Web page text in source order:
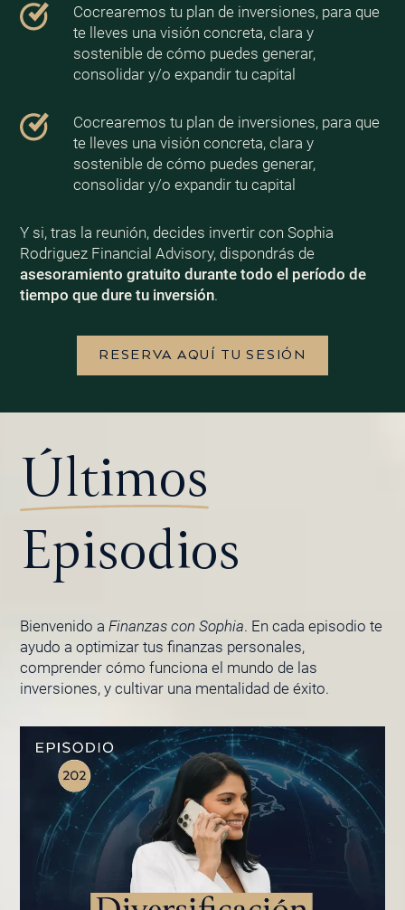
Cocrearemos tu plan de inversiones, para que
te lleves una visión concreta, clara y
sostenible de cómo puedes generar,
consolidar y/o expandir tu capital
Cocrearemos tu plan de inversiones, para que
te lleves una visión concreta, clara y
sostenible de cómo puedes generar,
consolidar y/o expandir tu capital
Y si, tras la reunión, decides invertir con Sophia
Rodriguez Financial Advisory, dispondrás de
asesoramiento gratuito durante todo el período de
tiempo que dure tu inversión.
RESERVA AQUÍ TU SESIÓN
Últimos
Episodios
Bienvenido a Finanzas con Sophia. En cada episodio te
ayudo a optimizar tus finanzas personales,
comprender cómo funciona el mundo de las
inversiones, y cultivar una mentalidad de éxito.
PÁGINA
PÁGINA
PÁGINAPÁGINA